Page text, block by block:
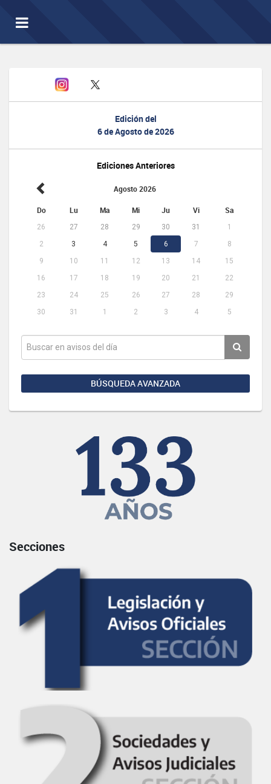
Toggle
navigation
Edición del
6 de Agosto de 2026
Ediciones Anteriores
Agosto 2026
Do Lu Ma Mi Ju Vi Sa
26 27 28 29 30 31
1
2
3 4 5 6 7
8
9
10 11 12 13 14
15
16
17 18 19 20 21
22
23
24 25 26 27 28
29
30
31 1 2 3 4 5
BÚSQUEDA AVANZADA
Secciones